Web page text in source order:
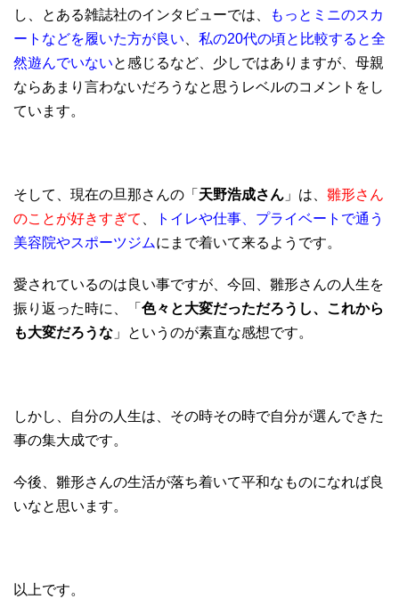
し、とある雑誌社のインタビューでは、
もっとミニのスカ
ートなどを履いた方が良い
私の20代の頃と比較すると全
然遊んでいないと感じるなど、少しではありますが、母親
ならあまり言わないだろうなと思うレベルのコメントをし
ています。
そして、現在の旦那さんの「 天野浩成さん 」は、 雛形さん
のことが好きすぎて
トイレや仕事、プライベートで通う
美容院やスポーツジムにまで着いて来るようです。
愛されているのは良い事ですが、今回、雛形さんの人生を
振り返った時に、「 色々と大変だっただろうし、これから
も大変だろうな 」というのが素直な感想です。
しかし、自分の人生は、その時その時で自分が選んできた
事の集大成です。
今後、雛形さんの生活が落ち着いて平和なものになれば良
いなと思います。
以上です。